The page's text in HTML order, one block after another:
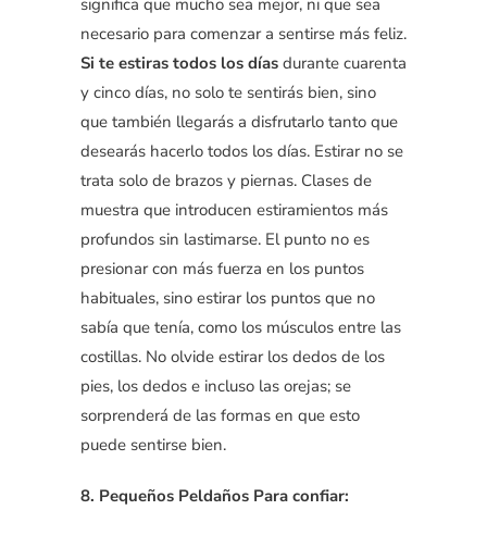
necesario para comenzar a sentirse más feliz.
Si te estiras todos los días durante cuarenta
y cinco días, no solo te sentirás bien, sino
que también llegarás a disfrutarlo tanto que
desearás hacerlo todos los días. Estirar no se
trata solo de brazos y piernas. Clases de
muestra que introducen estiramientos más
profundos sin lastimarse. El punto no es
presionar con más fuerza en los puntos
habituales, sino estirar los puntos que no
sabía que tenía, como los músculos entre las
costillas. No olvide estirar los dedos de los
pies, los dedos e incluso las orejas; se
sorprenderá de las formas en que esto
puede sentirse bien.
8. Pequeños Peldaños Para confiar: